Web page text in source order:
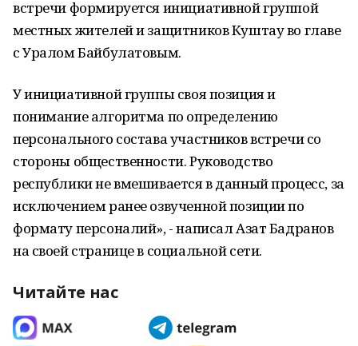
встречи формируется инициативной группой
местных жителей и защитников Куштау во главе
с Уралом Байбулатовым.
У инициативной группы своя позиция и
понимание алгоритма по определению
персонального состава участников встречи со
стороны общественности. Руководство
республики не вмешивается в данный процесс, за
исключением ранее озвученной позиции по
формату персоналий», - написал Азат Бадранов
на своей странице в социальной сети.
Читайте нас